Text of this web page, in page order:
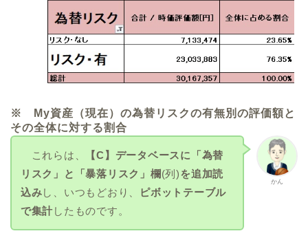
※ My資産（現在）の為替リスクの有無別の評価額と
その全体に対する割合
かん
これらは、
【C】データベースに「為替
リスク」
と「暴落リスク」 欄(列)を追加読
込みし、いつもどおり、
ピボットテーブル
で集計したものです。